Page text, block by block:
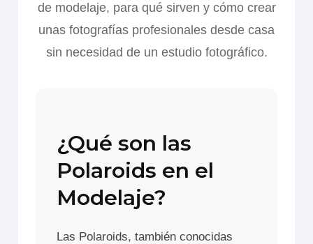
de modelaje, para qué sirven y cómo crear
unas fotografías profesionales desde casa
sin necesidad de un estudio fotográfico.
¿Qué son las
Polaroids en el
Modelaje?
Las Polaroids, también conocidas